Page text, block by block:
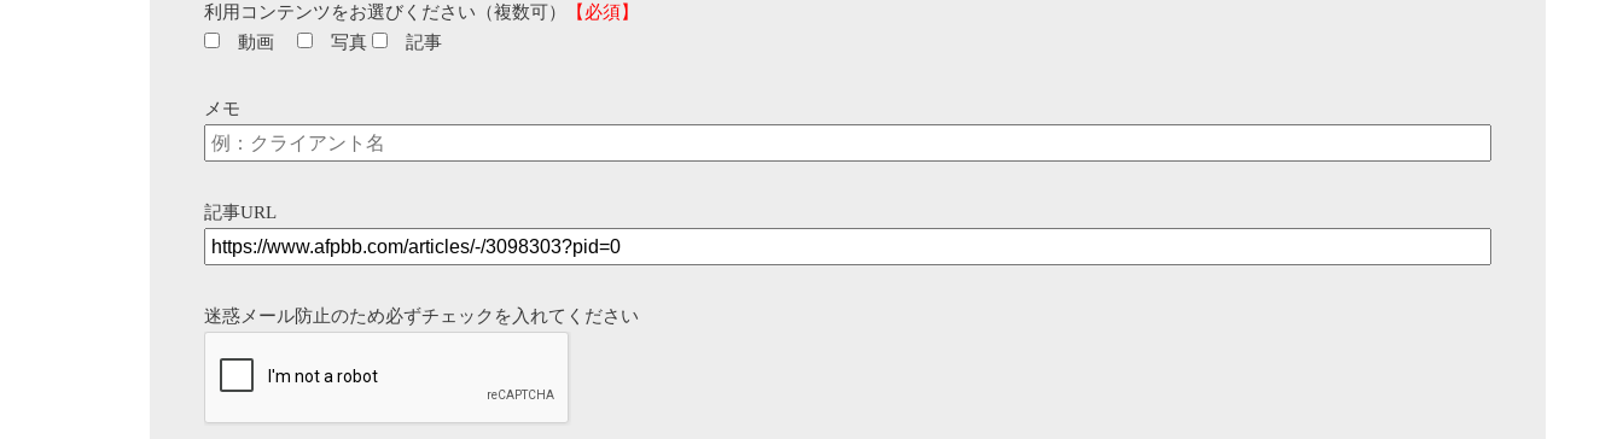
利用コンテンツをお選びください（複数可）
【必須】
動画
写真 記事
メモ
記事URL
迷惑メール防止のため必ずチェックを入れてください